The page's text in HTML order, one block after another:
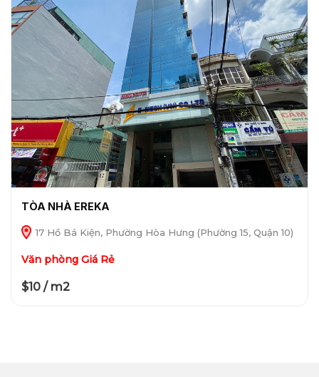
TÒA NHÀ EREKA
17 Hồ Bá Kiện, Phường Hòa Hưng (Phường 15, Quận 10)
Văn phòng Giá Rẻ
$10 / m2